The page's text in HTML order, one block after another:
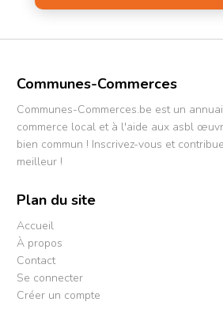
Communes-Commerces
Communes-Commerces.be est un
commerce local et à l'aide aux asbl
bien commun ! Inscrivez-vous et
meilleur !
Plan du site
Accueil
À propos
Contact
Se connecter
Créer un compte